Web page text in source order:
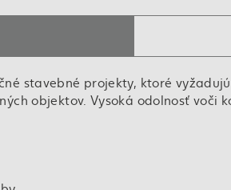
stavebné projekty, ktoré
objektov. Vysoká odolnosť voči